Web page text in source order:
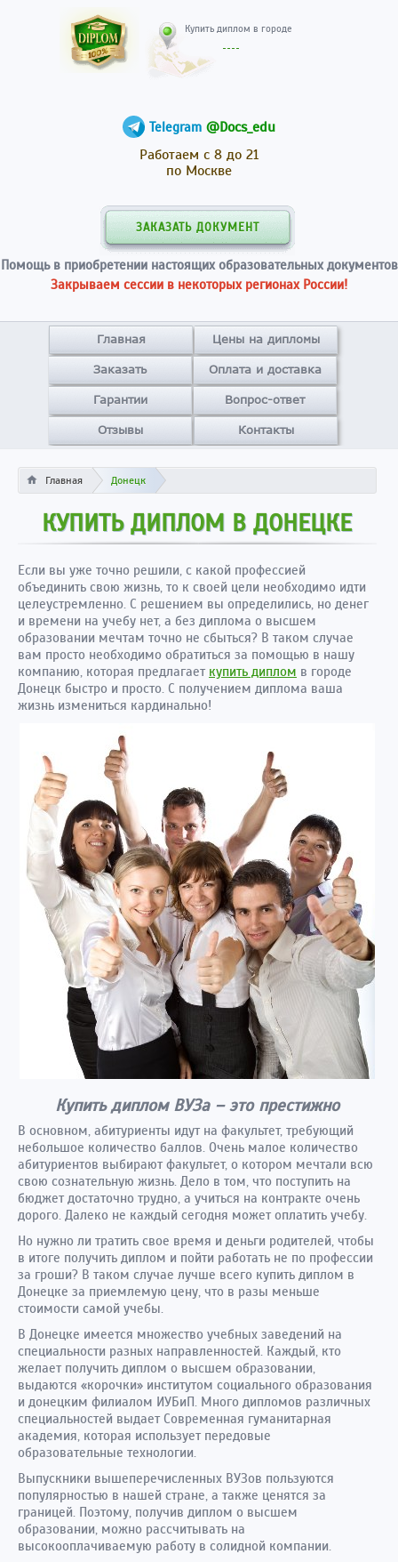
Telegram @Docs_edu
Работаем с 8 до 21
по Москве
ЗАКАЗАТЬ ДОКУМЕНТ
Помощь в приобретении настоящих образовательных документов
Закрываем сессии в некоторых регионах России!
Главная Цены на дипломы
Заказать Оплата и доставка
Гарантии Вопрос-ответ
Отзывы Контакты
Главная Донецк
КУПИТЬ ДИПЛОМ В ДОНЕЦКЕ
Если вы уже точно решили, с какой профессией
объединить свою жизнь, то к своей цели необходимо идти
целеустремленно. С решением вы определились, но денег
и времени на учебу нет, а без диплома о высшем
образовании мечтам точно не сбыться? В таком случае
вам просто необходимо обратиться за помощью в нашу
компанию, которая предлагает купить диплом в городе
Донецк быстро и просто. С получением диплома ваша
жизнь измениться кардинально!
Купить диплом ВУЗа – это престижно
В основном, абитуриенты идут на факультет, требующий
небольшое количество баллов. Очень малое количество
абитуриентов выбирают факультет, о котором мечтали всю
свою сознательную жизнь. Дело в том, что поступить на
бюджет достаточно трудно, а учиться на контракте очень
дорого. Далеко не каждый сегодня может оплатить учебу.
Но нужно ли тратить свое время и деньги родителей, чтобы
в итоге получить диплом и пойти работать не по профессии
за гроши? В таком случае лучше всего купить диплом в
Донецке за приемлемую цену, что в разы меньше
стоимости самой учебы.
В Донецке имеется множество учебных заведений на
специальности разных направленностей. Каждый, кто
желает получить диплом о высшем образовании,
выдаются «корочки» институтом социального образования
и донецким филиалом ИУБиП. Много дипломов различных
специальностей выдает Современная гуманитарная
академия, которая использует передовые
образовательные технологии.
Выпускники вышеперечисленных ВУЗов пользуются
популярностью в нашей стране, а также ценятся за
границей. Поэтому, получив диплом о высшем
образовании, можно рассчитывать на
высокооплачиваемую работу в солидной компании.